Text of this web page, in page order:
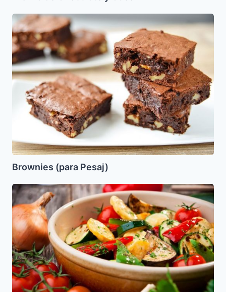
Brownies
(para
Pesaj)
Brownies (para Pesaj)
Ensalada
de
Vegetales
Grillados